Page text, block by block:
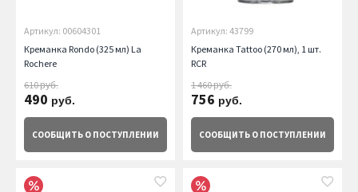
Артикул: 00604301
Креманка Rondo (325 мл) La
Rochere
610руб.
490 руб.
СООБЩИТЬ О ПОСТУПЛЕНИИ
Артикул: 43799
Креманка Tattoo (270 мл), 1 шт.
RCR
1 460руб.
756 руб.
СООБЩИТЬ О ПОСТУПЛЕНИИ